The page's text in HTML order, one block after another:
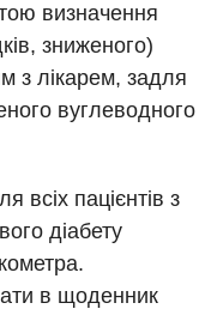
визначення
зниженого)
з лікарем, задля
вуглеводного
всіх пацієнтів з
діабету
в щоденник